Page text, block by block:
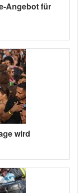
Angebot für
wird